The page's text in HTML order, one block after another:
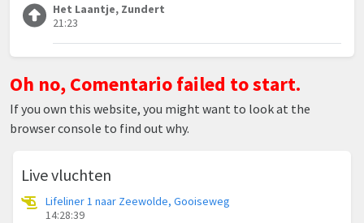
Het Laantje, Zundert
21:23
Oh no, Comentario failed to start.
If you own this website, you might want to look at the
browser console to find out why.
Live vluchten
Lifeliner 1 naar Zeewolde, Gooiseweg
14:28:39